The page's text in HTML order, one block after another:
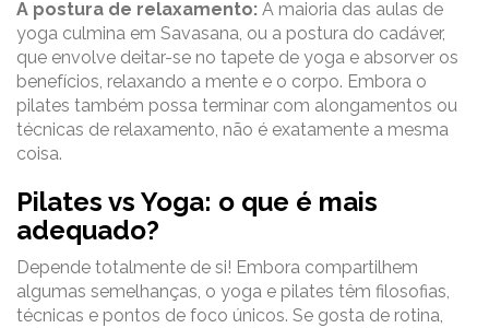
A postura de relaxamento: A maioria das aulas de
yoga culmina em Savasana, ou a postura do cadáver,
que envolve deitar-se no tapete de yoga e absorver os
benefícios, relaxando a mente e o corpo. Embora o
pilates também possa terminar com alongamentos ou
técnicas de relaxamento, não é exatamente a mesma
coisa.
Pilates vs Yoga: o que é mais
adequado?
Depende totalmente de si! Embora compartilhem
algumas semelhanças, o yoga e pilates têm filosofias,
técnicas e pontos de foco únicos. Se gosta de rotina,